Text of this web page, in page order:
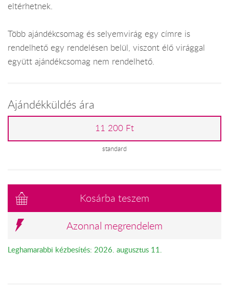
eltérhetnek.
Több ajándékcsomag és selyemvirág egy címre is
rendelhető egy rendelésen belül, viszont élő virággal
együtt ajándékcsomag nem rendelhető.
Ajándékküldés ára
11 200 Ft
standard
Kosárba teszem
Azonnal megrendelem
Leghamarabbi kézbesítés: 2026. augusztus 11.